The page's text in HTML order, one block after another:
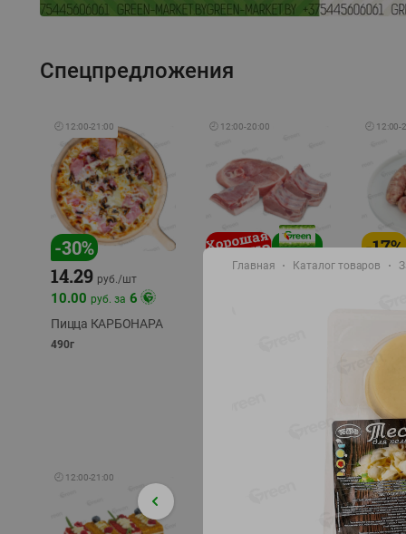
Спецпредложения
🕘 12:00-21:00
-30%
14.29 руб./шт
10.00 руб. за 6
Пицца КАРБОНАРА
490г
🕘 12:00-20:00 🕘 12:00-
-17%
охлажд
🕘 12:00-21:00
Главная Каталог товаров